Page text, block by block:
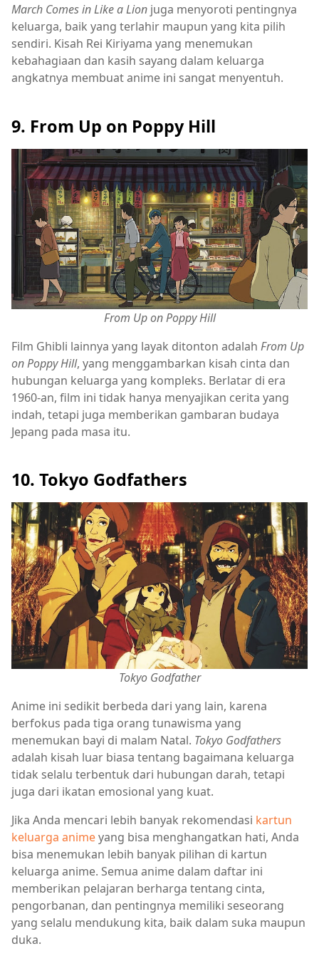
March Comes in Like a Lion juga menyoroti pentingnya
keluarga, baik yang terlahir maupun yang kita pilih
sendiri. Kisah Rei Kiriyama yang menemukan
kebahagiaan dan kasih sayang dalam keluarga
angkatnya membuat anime ini sangat menyentuh.
9. From Up on Poppy Hill
From Up on Poppy Hill
Film Ghibli lainnya yang layak ditonton adalah From Up
on Poppy Hill, yang menggambarkan kisah cinta dan
hubungan keluarga yang kompleks. Berlatar di era
1960-an, film ini tidak hanya menyajikan cerita yang
indah, tetapi juga memberikan gambaran budaya
Jepang pada masa itu.
10. Tokyo Godfathers
Tokyo Godfather
Anime ini sedikit berbeda dari yang lain, karena
berfokus pada tiga orang tunawisma yang
menemukan bayi di malam Natal. Tokyo Godfathers
adalah kisah luar biasa tentang bagaimana keluarga
tidak selalu terbentuk dari hubungan darah, tetapi
juga dari ikatan emosional yang kuat.
Jika Anda mencari lebih banyak rekomendasi kartun
keluarga animeyang bisa menghangatkan hati, Anda
bisa menemukan lebih banyak pilihan di kartun
keluarga anime. Semua anime dalam daftar ini
memberikan pelajaran berharga tentang cinta,
pengorbanan, dan pentingnya memiliki seseorang
yang selalu mendukung kita, baik dalam suka maupun
duka.